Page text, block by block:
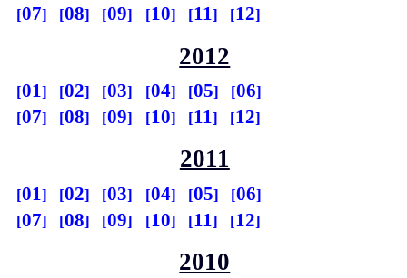
07
08 09 10 11 12
2012
01 02 03 04 05
06
07
08 09 10 11 12
2011
01 02 03 04 05
06
07
08 09 10 11 12
2010